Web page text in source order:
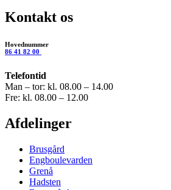
Kontakt os
Hovednummer
86 41 82 00
Telefontid
Man – tor: kl. 08.00 – 14.00
Fre: kl. 08.00 – 12.00
Afdelinger
Brusgård
Engboulevarden
Grenå
Hadsten